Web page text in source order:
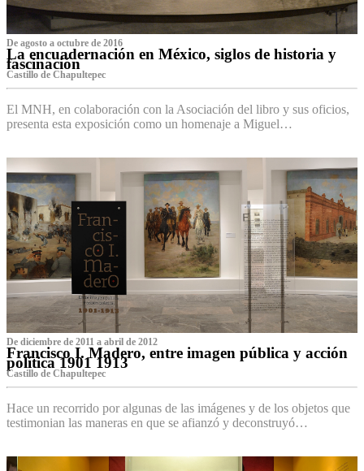
De agosto a octubre de 2016
La encuadernación en México, siglos de historia y
fascinación
Castillo de Chapultepec
El MNH, en colaboración con la Asociación del libro y sus oficios,
presenta esta exposición como un homenaje a Miguel…
De diciembre de 2011 a abril de 2012
Francisco I. Madero, entre imagen pública y acción
política 1901 1913
Castillo de Chapultepec
Hace un recorrido por algunas de las imágenes y de los objetos que
testimonian las maneras en que se afianzó y deconstruyó…